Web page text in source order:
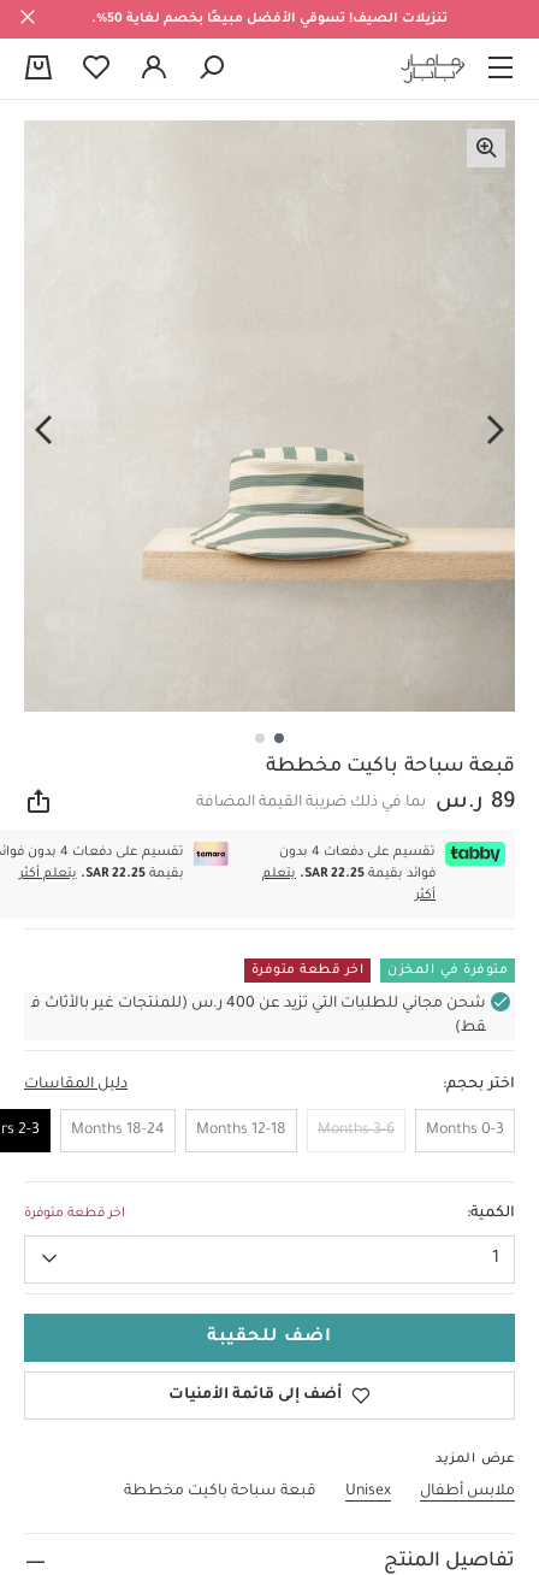
تنزيلات الصيف! تسوقي الأفضل مبيعًا بخصم لغاية 50%.
قبعة سباحة باكيت مخططة
89 ر.س بما في ذلك ضريبة القيمة المضافة
تقسيم على دفعات 4 بدون
فوائد بقيمة SAR 22.25.
يتعلم
أكثر
تقسيم على دفعات 4 بدون
بقيمةSAR 22.25. يتعلم أكثر
متوفرة في المخزن اخر قطعة متوفرة
شحن مجاني للطلبات التي تزيد عن 400 ر.س (للمنتجات غير بالأثاث ف
قط)
اختر بحجم: دليل المقاسات
0-3 Months
3-6 Months
12-18 Months
18-24 Months
2-3 Years
الكمية: اخر قطعة متوفرة
1
اضف للحقيبة
أضف إلى قائمة الأمنيات
عرض المزيد
ملابس أطفال Unisex قبعة سباحة باكيت مخططة
تفاصيل المنتج